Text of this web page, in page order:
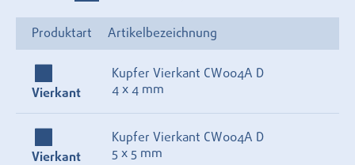
Produktart Artikelbezeichnung
Vierkant
Kupfer Vierkant CW004A D
4 x 4 mm
Vierkant
Kupfer Vierkant CW004A D
5 x 5 mm